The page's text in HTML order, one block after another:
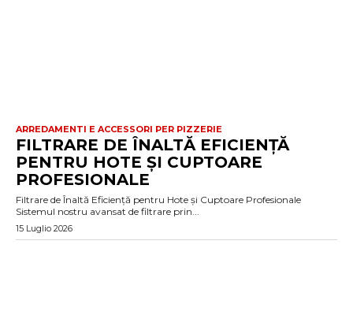
ARREDAMENTI E ACCESSORI PER PIZZERIE
FILTRARE DE ÎNALTĂ EFICIENȚĂ
PENTRU HOTE ȘI CUPTOARE
PROFESIONALE
Filtrare de Înaltă Eficiență pentru Hote și Cuptoare Profesionale
Sistemul nostru avansat de filtrare prin...
15 Luglio 2026